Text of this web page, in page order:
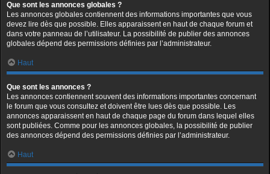
Que sont les annonces globales ?
Les annonces globales contiennent des informations importantes que vous
devez lire dès que possible. Elles apparaissent en haut de chaque forum et
dans votre panneau de l’utilisateur. La possibilité de publier des annonces
globales dépend des permissions définies par l’administrateur.
Haut
Que sont les annonces ?
Les annonces contiennent souvent des informations importantes concernant
le forum que vous consultez et doivent être lues dès que possible. Les
annonces apparaissent en haut de chaque page du forum dans lequel elles
sont publiées. Comme pour les annonces globales, la possibilité de publier
des annonces dépend des permissions définies par l’administrateur.
Haut